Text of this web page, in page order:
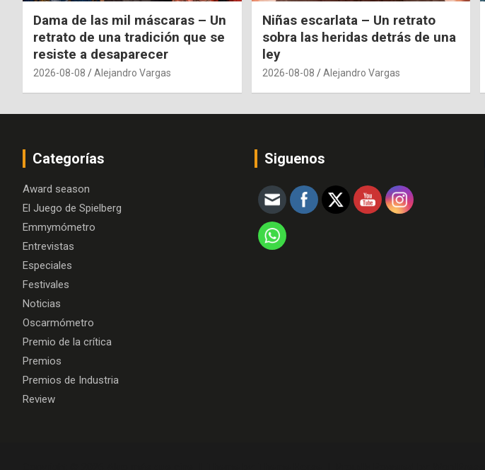
Dama de las mil máscaras – Un
retrato de una tradición que se
resiste a desaparecer
2026-08-08 Alejandro Vargas
Niñas escarlata – Un retrato
sobra las heridas detrás de una
ley
2026-08-08 Alejandro Vargas
Categorías
Award season
El Juego de Spielberg
Emmymómetro
Entrevistas
Especiales
Festivales
Noticias
Oscarmómetro
Premio de la crítica
Premios
Premios de Industria
Review
Siguenos